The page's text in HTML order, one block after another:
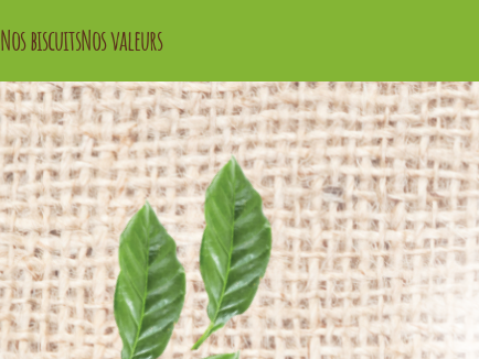
Nos biscuitsNos valeurs